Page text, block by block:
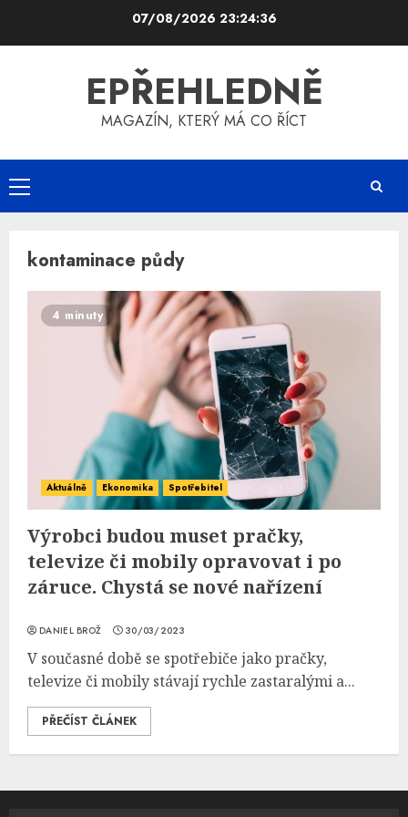
07/08/2026 23:24:36
EPŘEHLEDNĚ
MAGAZÍN, KTERÝ MÁ CO ŘÍCT
Primary
Menu
kontaminace půdy
4 minuty
Aktuálně Ekonomika Spotřebitel
Výrobci budou muset pračky,
televize či mobily opravovat i po
záruce. Chystá se nové nařízení
DANIEL BROŽ 30/03/2023
V současné době se spotřebiče jako pračky,
televize či mobily stávají rychle zastaralými a...
PŘEČÍST ČLÁNEK